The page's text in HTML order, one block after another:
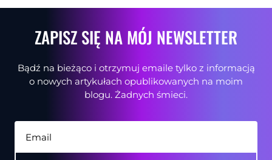
ZAPISZ SIĘ NA MÓJ NEWSLETTER
Bądź na bieżąco i otrzymuj emaile tylko z informacją
o nowych artykułach opublikowanych na moim
blogu. Żadnych śmieci.